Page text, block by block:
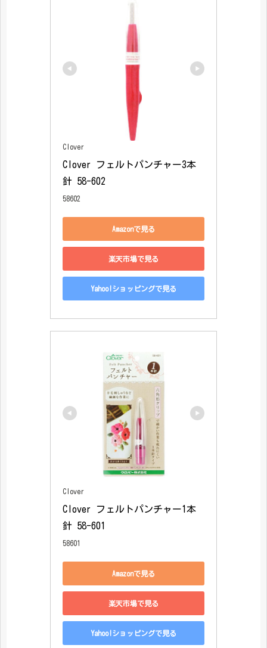
Clover
Clover フェルトパンチャー3本
針 58-602
58602
Amazonで見る
楽天市場で見る
Yahoo!ショッピングで見る
Clover
Clover フェルトパンチャー1本
針 58-601
58601
Amazonで見る
楽天市場で見る
Yahoo!ショッピングで見る